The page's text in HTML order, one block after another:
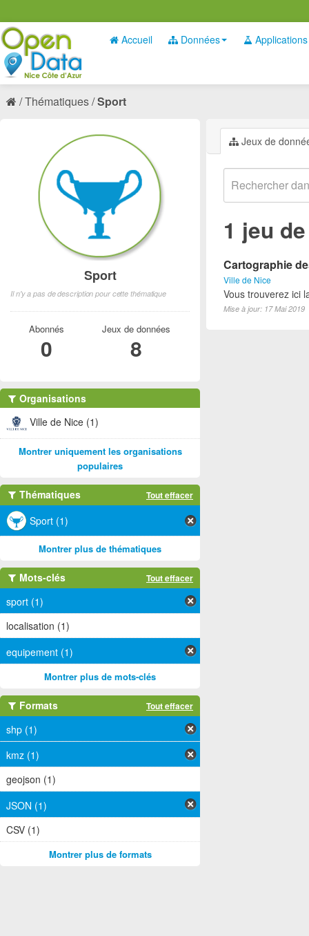
Accueil Données Applications
Thématiques Sport
Jeux de
1 jeu
Cartographie
Ville de Nice
Vous trouverez ici
Mise à jour: 17 Mai 2019
Sport
Il n'y a pas de description pour cette thématique
Abonnés
0
Jeux de données
8
Organisations
Ville de Nice (1)
Montrer uniquement les organisations
populaires
Thématiques Tout effacer
Sport (1)
Montrer plus de thématiques
Mots-clés Tout effacer
sport (1)
localisation (1)
equipement (1)
Montrer plus de mots-clés
Formats Tout effacer
shp (1)
kmz (1)
geojson (1)
JSON (1)
CSV (1)
Montrer plus de formats